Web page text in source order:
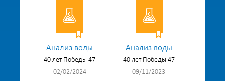
Анализ воды
40 лет Победы 47
02/02/2024
Анализ воды
40 лет Победы 47
09/11/2023